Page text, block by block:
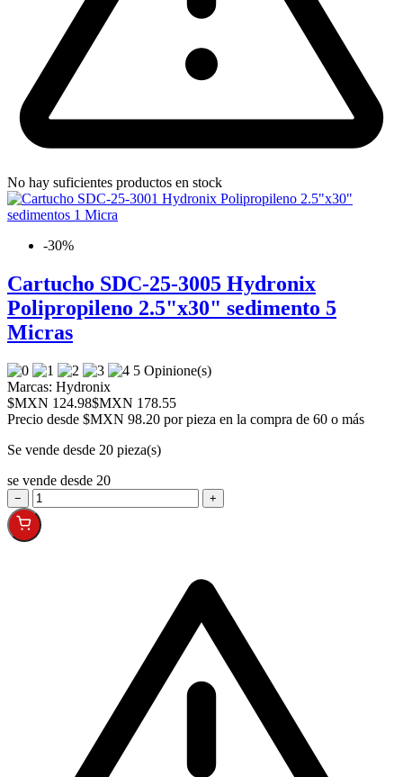
No hay suficientes productos en stock
-30%
Cartucho SDC-25-3005 Hydronix
Polipropileno 2.5"x30" sedimento 5
Micras
5 Opinione(s)
Marcas: Hydronix
$MXN 124.98$MXN 178.55
Precio desde $MXN 98.20 por pieza en la compra de 60 o más
Se vende desde 20 pieza(s)
se vende desde 20
− +